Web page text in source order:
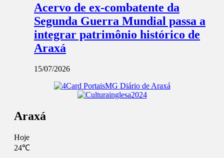
Acervo de ex-combatente da
Segunda Guerra Mundial passa a
integrar patrimônio histórico de
Araxá
15/07/2026
Araxá
Hoje
24℃